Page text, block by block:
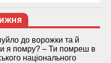
до ворожки та й
я помру? – Ти помреш в
національного